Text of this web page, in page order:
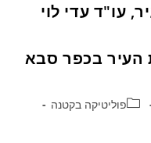
עו"ד עדי לוי
העיר בכפר סבא
פוליטיקה בקטנה